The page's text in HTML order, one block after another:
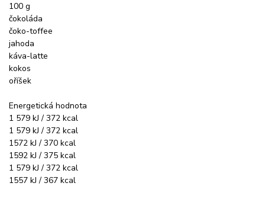
100 g
čokoláda
čoko-toffee
jahoda
káva-latte
kokos
oříšek
Energetická hodnota
1 579 kJ / 372 kcal
1 579 kJ / 372 kcal
1572 kJ / 370 kcal
1592 kJ / 375 kcal
1 579 kJ / 372 kcal
1557 kJ / 367 kcal